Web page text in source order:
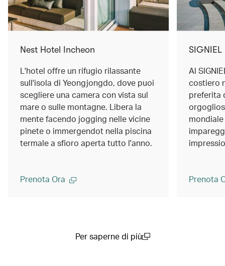
Nest Hotel Incheon
L'hotel offre un rifugio rilassante
sull'isola di Yeongjongdo, dove puoi
scegliere una camera con vista sul
mare o sulle montagne. Libera la
mente facendo jogging nelle vicine
pinete o immergendot nella piscina
termale a sfioro aperta tutto l'anno.
Prenota Ora
SIGNIEL
Al
costiero
preferita
Prenota
Per saperne di più